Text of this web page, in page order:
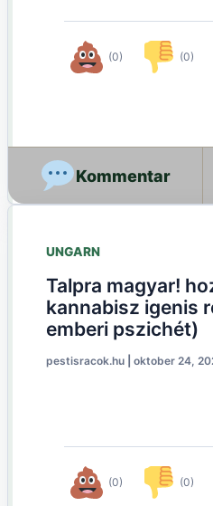
(0) (0)
UNGARN
Talpra magyar!
kannabisz igenis
emberi pszichét)
pestisracok.hu oktober 24,
(0) (0)